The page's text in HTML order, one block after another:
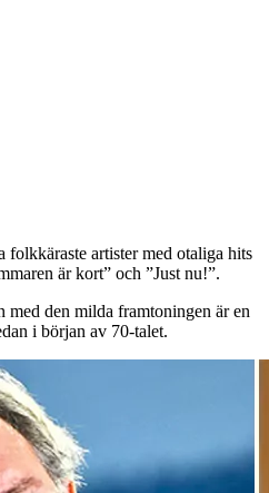
folkkäraste artister med otaliga hits
är kort” och ”Just nu!”.
den milda framtoningen är en
i början av 70-talet.